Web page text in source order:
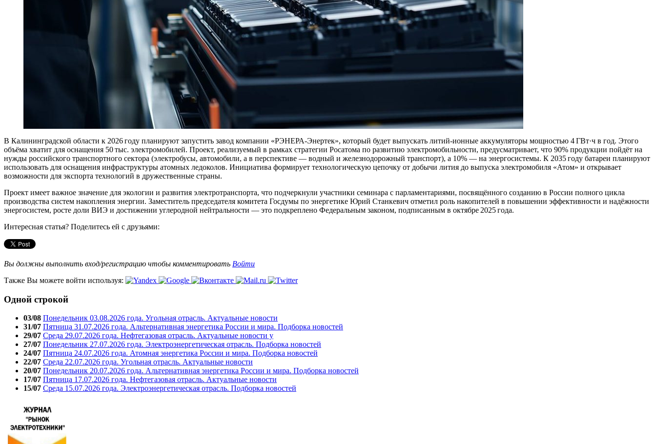
В Калининградской области к 2026 году планируют запустить завод компании «РЭНЕРА‑Энертек», который будет выпускать литий‑ионные аккумуляторы мощностью 4 ГВт·ч в год. Этого
объёма хватит для оснащения 50 тыс. электромобилей. Проект, реализуемый в рамках стратегии Росатома по развитию электромобильности, предусматривает, что 90% продукции пойдёт на
нужды российского транспортного сектора (электробусы, автомобили, а в перспективе — водный и железнодорожный транспорт), а 10% — на энергосистемы. К 2035 году батареи планируют
использовать для оснащения инфраструктуры атомных ледоколов. Инициатива формирует технологическую цепочку от добычи лития до выпуска электромобиля «Атом» и открывает
возможности для экспорта технологий в дружественные страны.
Проект имеет важное значение для экологии и развития электротранспорта, что подчеркнули участники семинара с парламентариями, посвящённого созданию в России полного цикла
производства систем накопления энергии. Заместитель председателя комитета Госдумы по энергетике Юрий Станкевич отметил роль накопителей в повышении эффективности и надёжности
энергосистем, росте доли ВИЭ и достижении углеродной нейтральности — это подкреплено Федеральным законом, подписанным в октябре 2025 года.
Интересная статья? Поделитесь ей с друзьями:
Вы должны выполнить вход/регистрацию чтобы комментировать Войти
Также Вы можете войти используя:
Одной строкой
03/08 Понедельник 03.08.2026 года. Угольная отрасль. Актуальные новости
31/07 Пятница 31.07.2026 года. Альтернативная энергетика России и мира. Подборка новостей
29/07 Среда 29.07.2026 года. Нефтегазовая отрасль. Актуальные новости у
27/07 Понедельник 27.07.2026 года. Электроэнергетическая отрасль. Подборка новостей
24/07 Пятница 24.07.2026 года. Атомная энергетика России и мира. Подборка новостей
22/07 Среда 22.07.2026 года. Угольная отрасль. Актуальные новости
20/07 Понедельник 20.07.2026 года. Альтернативная энергетика России и мира. Подборка новостей
17/07 Пятница 17.07.2026 года. Нефтегазовая отрасль. Актуальные новости
15/07 Среда 15.07.2026 года. Электроэнергетическая отрасль. Подборка новостей